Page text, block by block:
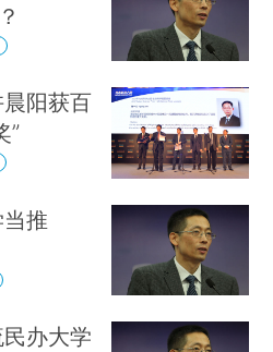
阳获百
”
推
办大学